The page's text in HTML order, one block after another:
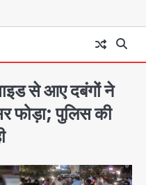
से आए दबंगों ने
फोड़ा; पुलिस की